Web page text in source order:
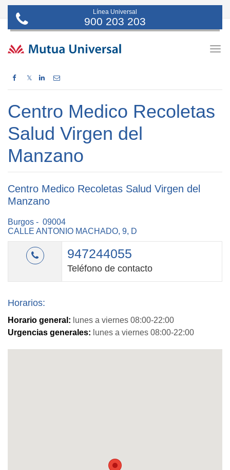
Línea Universal
900 203 203
𝕏
Centro Medico Recoletas
Salud Virgen del
Manzano
Centro Medico Recoletas Salud Virgen del
Manzano
Burgos - 09004
CALLE ANTONIO MACHADO, 9, D
947244055
Teléfono de contacto
Horarios:
Horario general: lunes a viernes 08:00-22:00
Urgencias generales: lunes a viernes 08:00-22:00